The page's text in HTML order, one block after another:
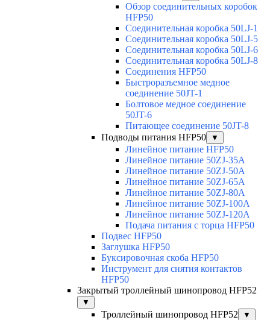
Обзор соединительных коробок
HFP50
Соединительная коробка 50LJ-1
Соединительная коробка 50LJ-5
Соединительная коробка 50LJ-6
Соединительная коробка 50LJ-8
Соединения HFP50
Быстроразъемное медное
соединение 50JT-1
Болтовое медное соединение
50JT-6
Питающее соединение 50JT-8
Подводы питания HFP50
▼
Линейное питание HFP50
Линейное питание 50ZJ-35A
Линейное питание 50ZJ-50A
Линейное питание 50ZJ-65A
Линейное питание 50ZJ-80A
Линейное питание 50ZJ-100A
Линейное питание 50ZJ-120A
Подача питания с торца HFP50
Подвес HFP50
Заглушка HFP50
Буксировочная скоба HFP50
Инструмент для снятия контактов
HFP50
Закрытый троллейный шинопровод HFP52
▼
Троллейный шинопровод HFP52 ▼